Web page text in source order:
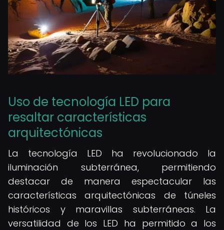
Uso de tecnología LED para
resaltar características
arquitectónicas
La tecnología LED ha revolucionado la
iluminación subterránea, permitiendo
destacar de manera espectacular las
características arquitectónicas de túneles
históricos y maravillas subterráneas. La
versatilidad de los LED ha permitido a los